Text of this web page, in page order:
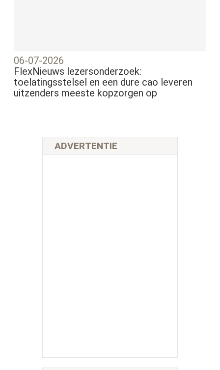
06-07-2026
FlexNieuws lezersonderzoek:
toelatingsstelsel en een dure cao leveren
uitzenders meeste kopzorgen op
ADVERTENTIE